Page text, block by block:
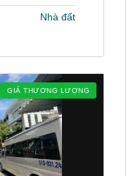
Nhà đất
GIÁ THƯƠNG LƯỢNG